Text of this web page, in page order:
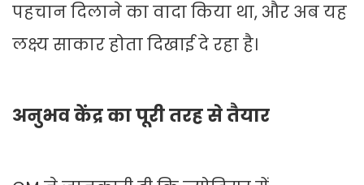
पहचान दिलाने का वादा किया था, और अब यह
लक्ष्य साकार होता दिखाई दे रहा है।
अनुभव केंद्र का पूरी तरह से तैयार